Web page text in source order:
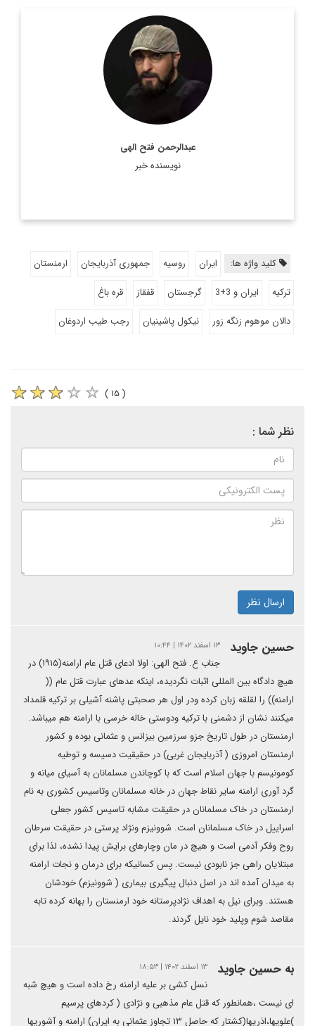
عبدالرحمن فتح الهی
نویسنده خبر
روزنامه نگار و کارشناس ارشد روزنامه نگاری سیاسی و عضو
تحریریه دیپلماسی ایرانی.
اطلاعات بیشتر
کلید واژه ها: ایران روسیه جمهوری آذربایجان
ارمنستان
ترکیه
ایران و 3+3 گرجستان قفقاز
قره باغ
دالان موهوم زنگه زور
نیکول پاشینیان رجب طیب اردوغان
( ۱۵ )
نظر شما :
ارسال نظر
حسین جاوید ۱۳ اسفند ۱۴۰۲ | ۱۰:۴۴
جناب ع. فتح الهی: اولا ادعای قتل عام ارامنه(۱۹۱۵) در
هیچ دادگاه بین المللی اثبات نگردیده، اینکه عدهای عبارت قتل عام ((
ارامنه)) را لقلقه زبان کرده ودر اول هر صحبتی پاشنه آشیلی بر ترکیه قلمداد
میکنند نشان از دشمنی با ترکیه ودوستی خاله خرسی با ارامنه هم میباشد.
ارمنستان در طول تاریخ جزو سرزمین بیزانس و عثمانی بوده و کشور
ارمنستان امروزی ( آذربایجان غربی) در حقیقیت دسیسه و توطیه
کومونیسم با جهان اسلام است که با کوچاندن مسلمانان به آسیای میانه و
گرد آوری ارامنه سایر نقاط جهان در خانه مسلمانان وتاسیس کشوری به نام
ارمنستان در خاک مسلمانان در حقیقت مشابه تاسیس کشور جعلی
اسراییل در خاک مسلمانان است. شوونیزم ونژاد پرستی در حقیقت سرطان
روح وفکر آدمی است و هیچ در مان وچارهای برایش پیدا نشده، لذا برای
مبتلایان راهی جز نابودی نیست. پس کسانیکه برای درمان و نجات ارامنه
به میدان آمده اند در اصل دنبال پیگیری بیماری ( شوونیزم) خودشان
هستند. وبرای نیل به اهداف نژادپرستانه خود ارمنستان را بهانه کرده تابه
مقاصد شوم وپلید خود نایل گردند.
به حسین جاوید ۱۳ اسفند ۱۴۰۲ | ۱۸:۵۳
نسل کشی بر علیه ارامنه رخ داده است و هیچ شبه
ای نیست ،همانطور که قتل عام مذهبی و نژادی ( کردهای پرسیم
)علویها،اذریها(کشتار که حاصل ۱۳ تجاوز عثمانی به ایران) ارامنه و آشوریها